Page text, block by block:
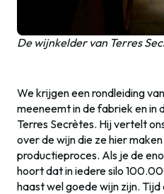
De wijnkelder van Terres
We krijgen een rondleiding
meeneemt in de fabriek en in
Terres Secrètes. Hij vertelt
over de wijn die ze hier
productieproces. Als je de
hoort dat in iedere silo
haast wel goede wijn zijn.